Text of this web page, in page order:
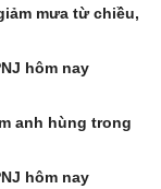
mưa từ chiều,
hôm nay
anh hùng trong
hôm nay